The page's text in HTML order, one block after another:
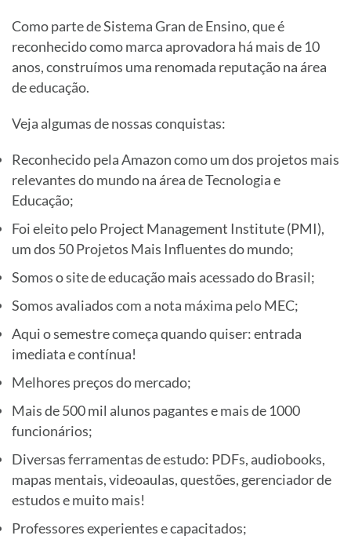
Como parte de Sistema Gran de Ensino, que é
reconhecido como marca aprovadora há mais de 10
anos, construímos uma renomada reputação na área
de educação.
Veja algumas de nossas conquistas:
Reconhecido pela Amazon como um dos projetos mais
relevantes do mundo na área de Tecnologia e
Educação;
Foi eleito pelo Project Management Institute (PMI),
um dos 50 Projetos Mais Influentes do mundo;
Somos o site de educação mais acessado do Brasil;
Somos avaliados com a nota máxima pelo MEC;
Aqui o semestre começa quando quiser: entrada
imediata e contínua!
Melhores preços do mercado;
Mais de 500 mil alunos pagantes e mais de 1000
funcionários;
Diversas ferramentas de estudo: PDFs, audiobooks,
mapas mentais, videoaulas, questões, gerenciador de
estudos e muito mais!
Professores experientes e capacitados;